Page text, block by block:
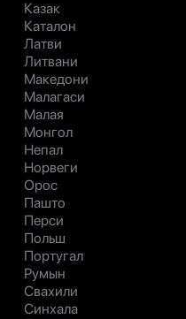
Казак
Каталон
Латви
Литвани
Македони
Малагаси
Малая
Монгол
Непал
Норвеги
Орос
Пашто
Перси
Польш
Португал
Румын
Свахили
Синхала